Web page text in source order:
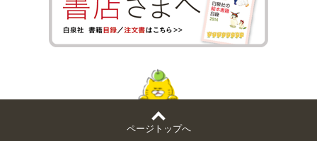
ページトップへ